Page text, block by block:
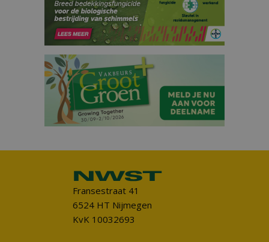
Fransestraat 41
6524 HT Nijmegen
KvK 10032693